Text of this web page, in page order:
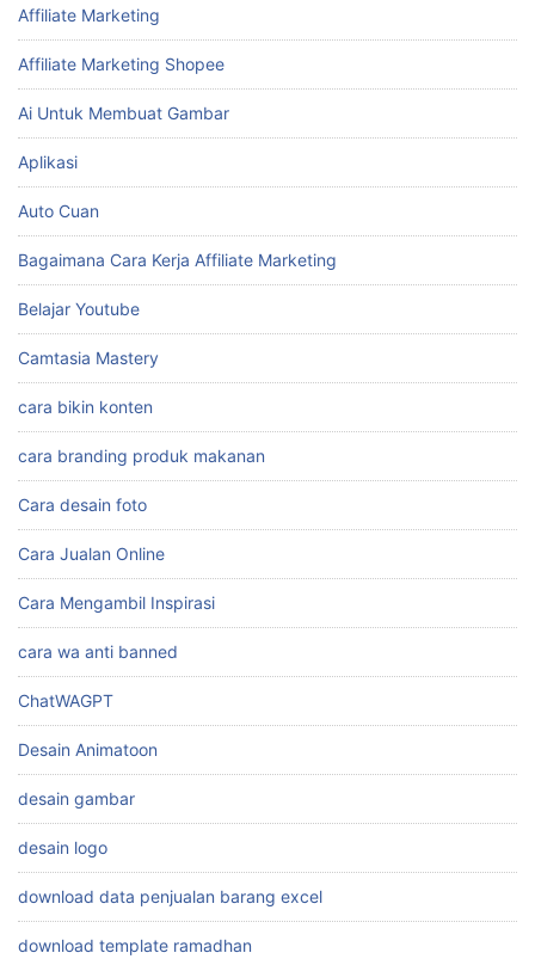
KATEGORI
Affiliate Marketing
Affiliate Marketing Shopee
Ai Untuk Membuat Gambar
Aplikasi
Auto Cuan
Bagaimana Cara Kerja Affiliate Marketing
Belajar Youtube
Camtasia Mastery
cara bikin konten
cara branding produk makanan
Cara desain foto
Cara Jualan Online
Cara Mengambil Inspirasi
cara wa anti banned
ChatWAGPT
Desain Animatoon
desain gambar